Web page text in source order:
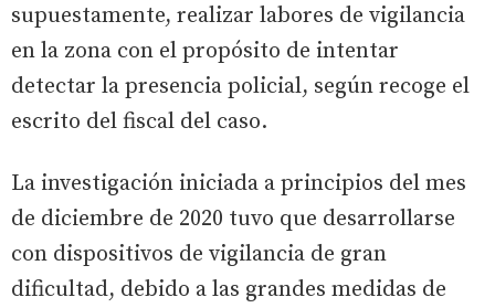
supuestamente, realizar labores de vigilancia
en la zona con el propósito de intentar
detectar la presencia policial, según recoge el
escrito del fiscal del caso.
La investigación iniciada a principios del mes
de diciembre de 2020 tuvo que desarrollarse
con dispositivos de vigilancia de gran
dificultad, debido a las grandes medidas de